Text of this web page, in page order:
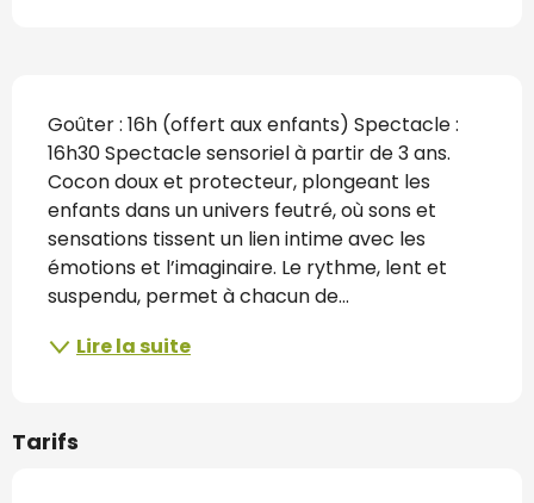
Goûter : 16h (offert aux enfants) Spectacle :
16h30 Spectacle sensoriel à partir de 3 ans.
Cocon doux et protecteur, plongeant les
enfants dans un univers feutré, où sons et
sensations tissent un lien intime avec les
émotions et l’imaginaire. Le rythme, lent et
suspendu, permet à chacun de...
Lire la suite
Tarifs